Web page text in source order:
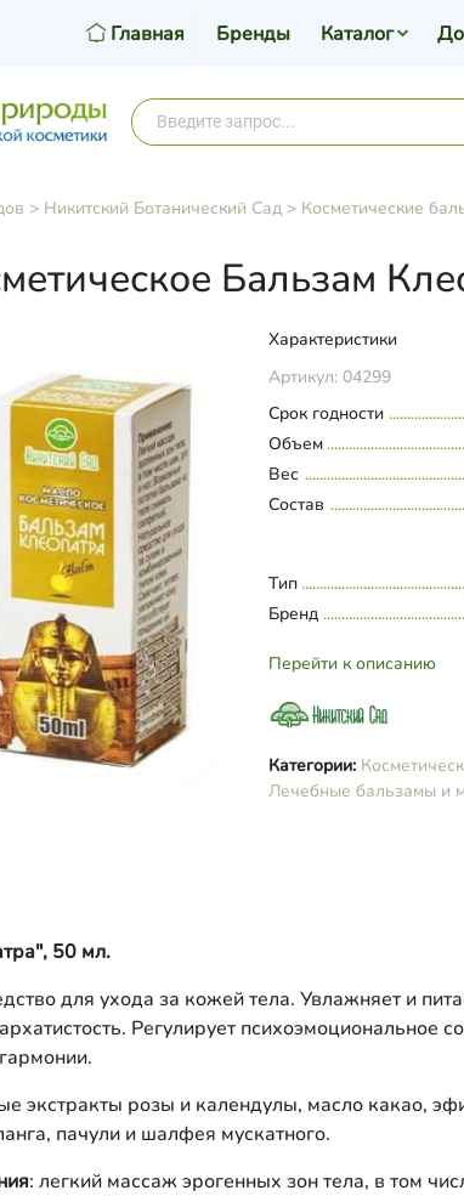
Главная Бренды Каталог
> Никитский Ботанический Сад> Косметические
Бальзам
Характеристики
Артикул: 04299
Срок годности
Объем
Вес
Состав
Тип
Бренд
Перейти к описанию
Категории:
Лечебные бальзамы и
50 мл.
для ухода за кожей тела. Увлажняет и
Регулирует психоэмоциональное
экстракты розы и календулы, масло какао,
пачули и шалфея мускатного.
: легкий массаж эрогенных зон тела, в том